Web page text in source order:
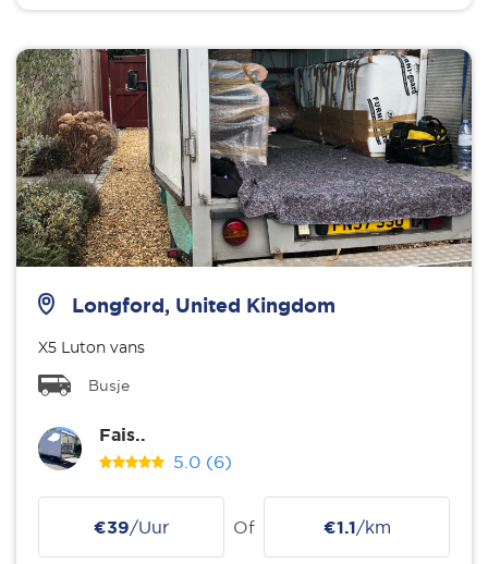
Longford, United Kingdom
X5 Luton vans
Busje
Fais..
5.0 (6)
€39/Uur Of €1.1/km